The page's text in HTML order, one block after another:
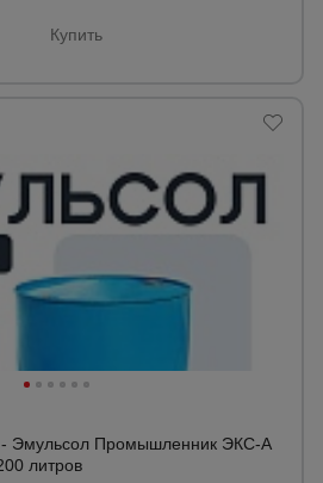
Купить
- Эмульсол Промышленник ЭКС-А
литров